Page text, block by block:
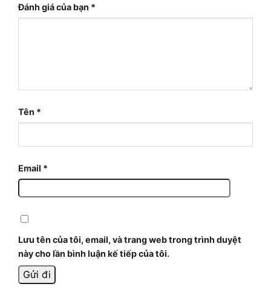
Đánh giá của bạn *
Tên *
Email *
Lưu tên của tôi, email, và trang web trong trình duyệt
này cho lần bình luận kế tiếp của tôi.